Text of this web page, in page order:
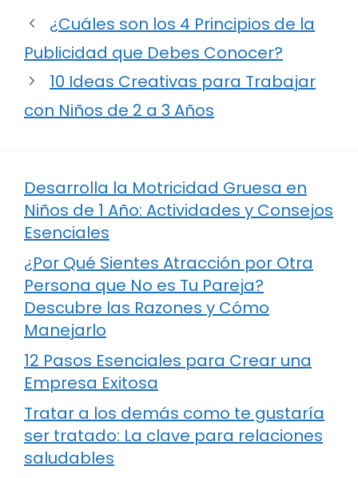
¿Cuáles son los 4 Principios de la
Publicidad que Debes Conocer?
10 Ideas Creativas para Trabajar
con Niños de 2 a 3 Años
Desarrolla la Motricidad Gruesa en
Niños de 1 Año: Actividades y Consejos
Esenciales
¿Por Qué Sientes Atracción por Otra
Persona que No es Tu Pareja?
Descubre las Razones y Cómo
Manejarlo
12 Pasos Esenciales para Crear una
Empresa Exitosa
Tratar a los demás como te gustaría
ser tratado: La clave para relaciones
saludables